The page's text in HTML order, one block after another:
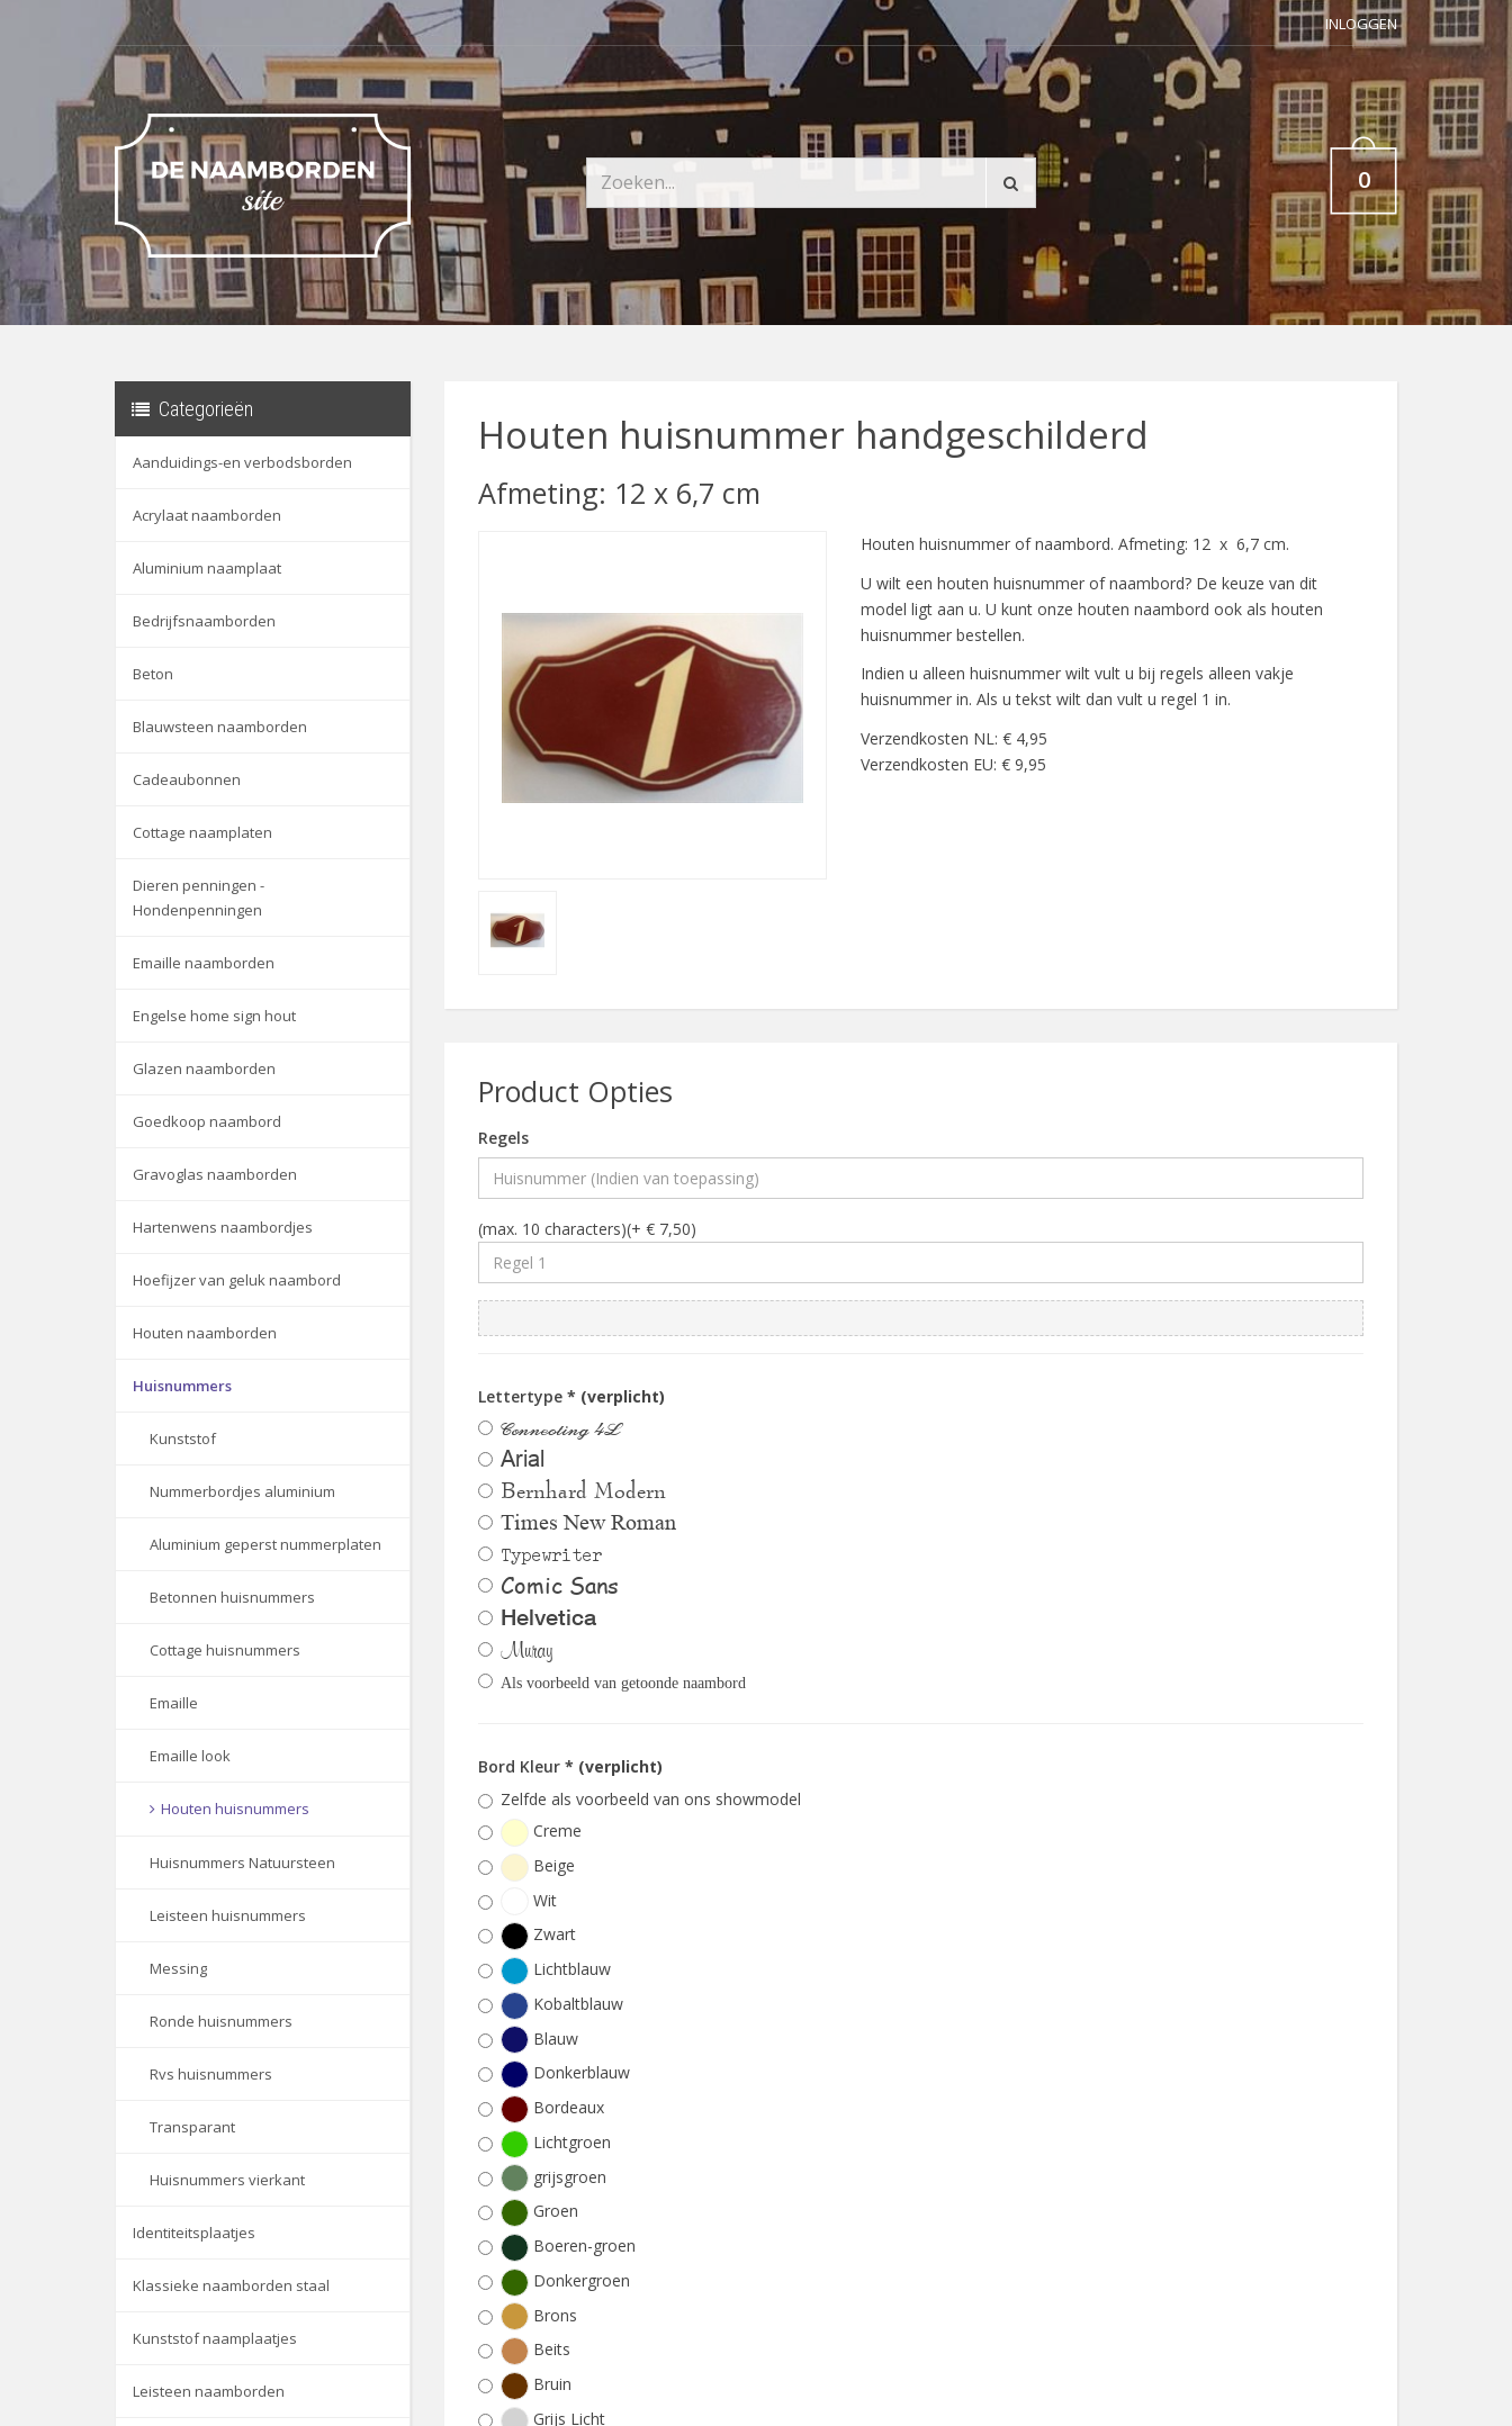
INLOGGEN
0
Categorieën
Aanduidings-en verbodsborden
Acrylaat naamborden
Aluminium naamplaat
Bedrijfsnaamborden
Beton
Blauwsteen naamborden
Cadeaubonnen
Cottage naamplaten
Dieren penningen -
Hondenpenningen
Emaille naamborden
Engelse home sign hout
Glazen naamborden
Goedkoop naambord
Gravoglas naamborden
Hartenwens naambordjes
Hoefijzer van geluk naambord
Houten naamborden
Huisnummers
Kunststof
Nummerbordjes aluminium
Aluminium geperst nummerplaten
Betonnen huisnummers
Cottage huisnummers
Emaille
Emaille look
Houten huisnummers
Huisnummers Natuursteen
Leisteen huisnummers
Messing
Ronde huisnummers
Rvs huisnummers
Transparant
Huisnummers vierkant
Identiteitsplaatjes
Klassieke naamborden staal
Kunststof naamplaatjes
Leisteen naamborden
Houten huisnummer handgeschilderd
Afmeting: 12 x 6,7 cm
Houten huisnummer of naambord. Afmeting: 12 x 6,7 cm.
U wilt een houten huisnummer of naambord? De keuze van dit
model ligt aan u. U kunt onze houten naambord ook als houten
huisnummer bestellen.
Indien u alleen huisnummer wilt vult u bij regels alleen vakje
huisnummer in. Als u tekst wilt dan vult u regel 1 in.
Verzendkosten NL: € 4,95
Verzendkosten EU: € 9,95
Product Opties
Regels
(max. 10 characters)(+ € 7,50)
Lettertype * (verplicht)
Connecting 4L
Arial
Bernhard Modern
Times New Roman
Typewriter
Comic Sans
Helvetica
Muray
Als voorbeeld van getoonde naambord
Bord Kleur * (verplicht)
Zelfde als voorbeeld van ons showmodel
Creme
Beige
Wit
Zwart
Lichtblauw
Kobaltblauw
Blauw
Donkerblauw
Bordeaux
Lichtgroen
grijsgroen
Groen
Boeren-groen
Donkergroen
Brons
Beits
Bruin
Grijs Licht